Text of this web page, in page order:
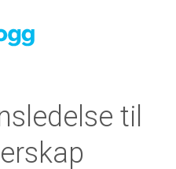
til